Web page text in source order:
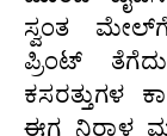
ಸ್ವಂತ ಮೇಲ್‌ಗೆ
ಪ್ರಿಂಟ್
ಕಸರತ್ತುಗಳ
ಈಗ ನಿರಾಳ